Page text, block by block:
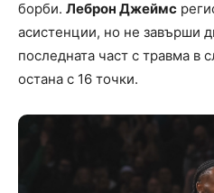
борби. Леброн Джеймс
асистенции, но не завърши
последната част с травма в
остана с 16 точки.